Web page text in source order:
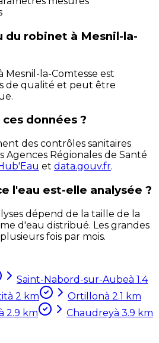
du robinet à Mesnil-la-
la-Comtesse est
de qualité et peut être
données ?
des contrôles sanitaires
Agences Régionales de Santé
et data.gouv.fr.
l'eau est-elle analysée ?
dépend de la taille de la
d'eau distribué. Les grandes
fois par mois.
Saint-Nabord-sur-Aubeà 1.4
à 2 km Ortillonà 2.1 km
2.9 km Chaudreyà 3.9 km